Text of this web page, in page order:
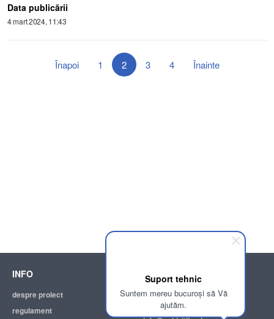
Suport tehnic
Suntem mereu bucuroși să Vă
ajutăm.
Data publicării
4 mart 2024, 11:43
Înapoi 1 2 3 4 Înainte
INFO
despre proiect
regulament
SUPPORT
ajutor
adresa electronică: